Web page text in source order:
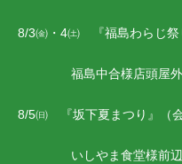
8/3㈮・4㈯ 『福島わらじ祭
福島中合様店頭屋
8/5㈰ 『坂下夏まつり』（会
いしやま食堂様前